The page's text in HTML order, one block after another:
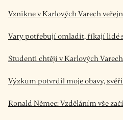
Vznikne v Karlových Varech
Vary potřebují omladit, říkají lidé
Studenti chtějí v Karlových
Výzkum potvrdil moje obavy,
Ronald Němec: Vzděláním vše